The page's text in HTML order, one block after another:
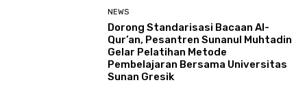
NEWS
Dorong Standarisasi Bacaan Al-
Qur’an, Pesantren Sunanul Muhtadin
Gelar Pelatihan Metode
Pembelajaran Bersama Universitas
Sunan Gresik